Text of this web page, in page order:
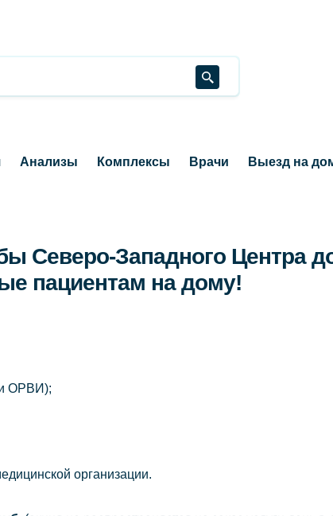
Анализы Комплексы Врачи Выезд на
Северо-Западного Центра
пациентам на дому!
ОРВИ);
организации.